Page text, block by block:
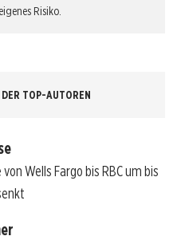
Risiko.
TOP-AUTOREN
Wells Fargo bis RBC um bis